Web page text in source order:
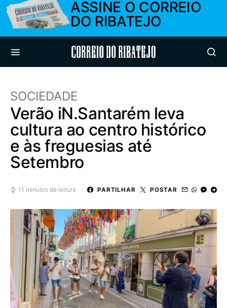
ASSINE O CORREIO
DO RIBATEJO
Correio do Ribatejo
SOCIEDADE
Verão iN.Santarém leva
cultura ao centro histórico
e às freguesias até
Setembro
11 minutos de leitura PARTILHAR POSTAR